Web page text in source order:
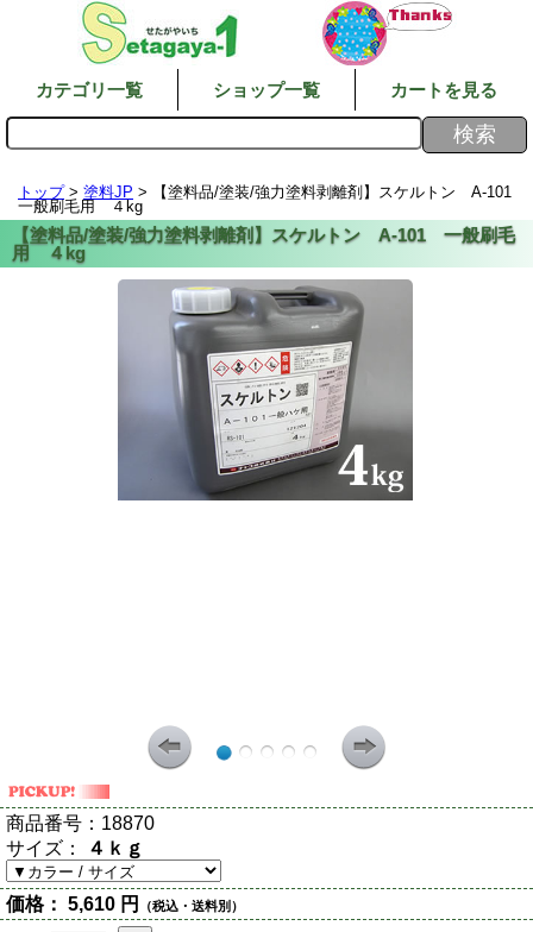
カテゴリ一覧 ショップ一覧 カートを見る
トップ> 塗料JP > 【塗料品/塗装/強力塗料剥離剤】スケルトン A-101
一般刷毛用 ４kg
商品番号： 18870
サイズ： ４ｋｇ
価格： 5,610 円 （税込・送料別）